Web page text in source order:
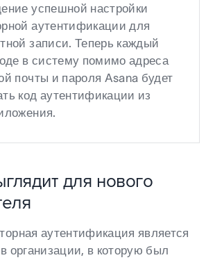
успешной настройки
аутентификации для
записи. Теперь каждый
в систему помимо адреса
почты и пароля Asana будет
код аутентификации из
для нового
аутентификация является
организации, в которую был